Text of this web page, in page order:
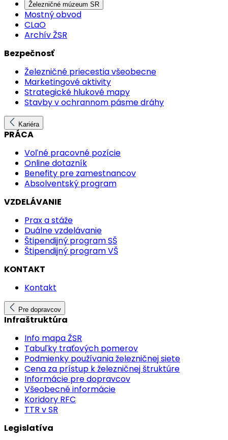
Železničné múzeum SR
Mostný obvod
CLaO
Archív ŽSR
Bezpečnosť
Železničné priecestia všeobecne
Marketingové aktivity
Strategické hlukové mapy
Stavby v ochrannom pásme dráhy
Kariéra
PRÁCA
Voľné pracovné pozície
Online dotazník
Benefity pre zamestnancov
Absolventský program
VZDELÁVANIE
Prax a stáže
Duálne vzdelávanie
Štipendijný program SŠ
Štipendijný program VŠ
KONTAKT
Kontakt
Pre dopravcov
Infraštruktúra
Info mapa ŽSR
Tabuľky traťových pomerov
Podmienky používania železničnej siete
Cena za prístup k železničnej štruktúre
Informácie pre dopravcov
Všeobecné informácie
Koridory RFC
TTR v SR
Legislatíva